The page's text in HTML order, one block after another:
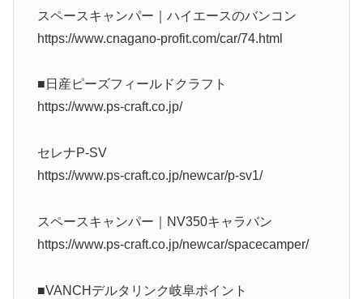
スペースキャンパー｜ハイエースのバンコン
https://www.cnagano-profit.com/car/74.html
■日産ピーズフィールドクラフト
https://www.ps-craft.co.jp/
セレナP-SV
https://www.ps-craft.co.jp/newcar/p-sv1/
スペースキャンパー｜NV350キャラバン
https://www.ps-craft.co.jp/newcar/spacecamper/
■VANCHデルタリンク岐阜ポイント